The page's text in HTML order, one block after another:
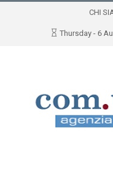
CHI
Thursday - 6